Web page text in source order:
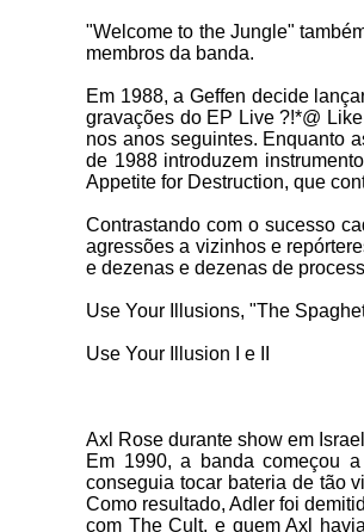
"Welcome to the Jungle"
membros da banda.
Em 1988, a Geffen decide
gravações do EP Live ?!*@
nos anos seguintes. Enquanto
de 1988 introduzem
Appetite for Destruction, que
Contrastando com o sucesso
agressões a vizinhos e
e dezenas e dezenas de
Use Your Illusions, "The
Use Your Illusion I e II
Axl Rose durante show em
Em 1990, a
banda começou
conseguia tocar bateria de tão
Como resultado, Adler foi
com The Cult, e quem Axl